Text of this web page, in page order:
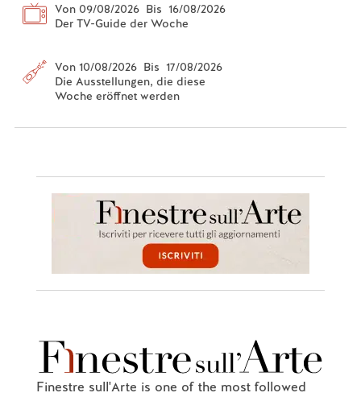
Von 09/08/2026 Bis 16/08/2026
Der TV-Guide der Woche
Von 10/08/2026 Bis 17/08/2026
Die Ausstellungen, die diese
Woche eröffnet werden
Finestre sull'Arte is one of the most followed